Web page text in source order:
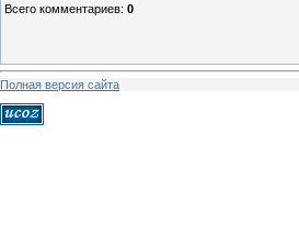
Всего комментариев: 0
Полная версия сайта